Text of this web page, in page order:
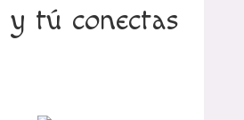
y tú conectas